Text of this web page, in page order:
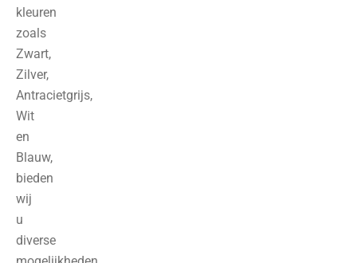
kleuren
zoals
Zwart,
Zilver,
Antracietgrijs,
Wit
en
Blauw,
bieden
wij
u
diverse